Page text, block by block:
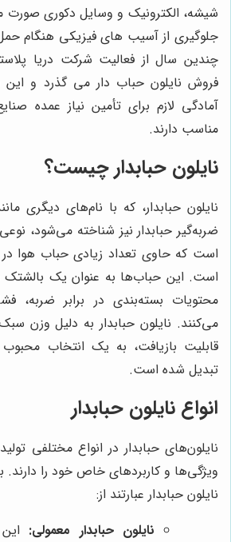
شیشه، الکترونیک و وسایل دکوری صورت
جلوگیری از آسیب های فیزیکی هنگام
چندین سال از فعالیت شرکت دریا
فروش نایلون حباب دار می گذرد و این
آمادگی لازم برای تأمین نیاز عمده
مناسب دارند.
نایلون حبابدار چیست؟
نایلون حبابدار، که با نام‌های دیگری
ضربه‌گیر حبابدار نیز شناخته می‌شود،
است که حاوی تعداد زیادی حباب هوا در
است. این حباب‌ها به عنوان یک بالشتک
محتویات بسته‌بندی در برابر ضربه،
می‌کنند. نایلون حبابدار به دلیل وزن
قابلیت بازیافت، به یک انتخاب
تبدیل شده است.
انواع نایلون حبابدار
نایلون‌های حبابدار در انواع مختلفی
ویژگی‌ها و کاربردهای خاص خود را دارند.
نایلون حبابدار عبارتند از:
نایلون حبابدار معمولی: